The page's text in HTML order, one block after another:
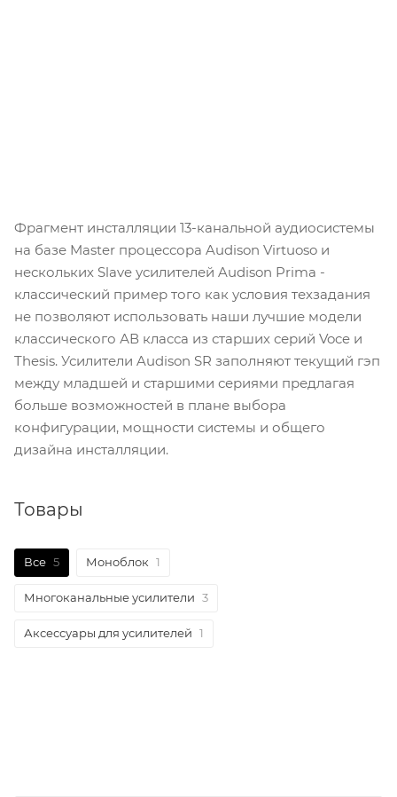
Фрагмент инсталляции 13-канальной аудиосистемы
на базе Master процессора Audison Virtuoso и
нескольких Slave усилителей Audison Prima -
классический пример того как условия техзадания
не позволяют использовать наши лучшие модели
классического АВ класса из старших серий Voce и
Thesis. Усилители Audison SR заполняют текущий гэп
между младшей и старшими сериями предлагая
больше возможностей в плане выбора
конфигурации, мощности системы и общего
дизайна инсталляции.
Товары
Все 5 Моноблок 1
Многоканальные усилители 3
Аксессуары для усилителей 1